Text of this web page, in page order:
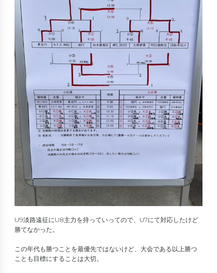
U9淡路遠征にU8主力を持っていってので、U7にて対応したけど
勝てなかった。
この年代も勝つことを最優先ではないけど、大会である以上勝つ
ことも目標にすることは大切。